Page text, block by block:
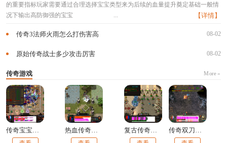
的重要指标玩家需要通过合理选择宝宝类型来为后续的血量提升奠定基础一般情
况下输出高防御强的宝宝
【详情】
传奇3法师火雨怎么打伤害高 08-02
原始传奇战士多少攻击厉害 08-02
传奇游戏 More »
复古传奇手游boss位置